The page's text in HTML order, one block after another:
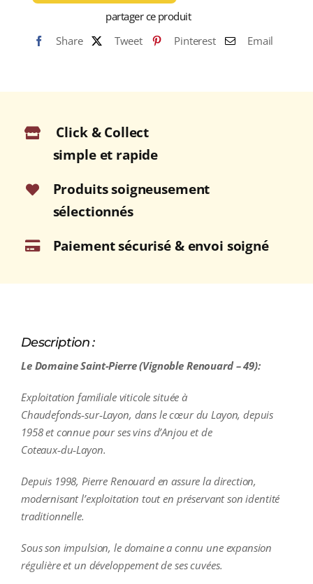
Saint-
A.O.P.
LAYON
moelleux
2025
Bouteille
75cl
partager ce produit
Share
Tweet Pinterest Email
Click & Collect
simple et rapide
Produits soigneusement
sélectionnés
Paiement sécurisé & envoi soigné
Description :
Le Domaine Saint-Pierre (Vignoble Renouard – 49):
Exploitation familiale viticole située à
Chaudefonds‑sur‑Layon, dans le cœur du Layon, depuis
1958 et connue pour ses vins d’Anjou et de
Coteaux‑du‑Layon.
Depuis 1998, Pierre Renouard en assure la direction,
modernisant l’exploitation tout en préservant son identité
traditionnelle.
Sous son impulsion, le domaine a connu une expansion
régulière et un développement de ses cuvées.